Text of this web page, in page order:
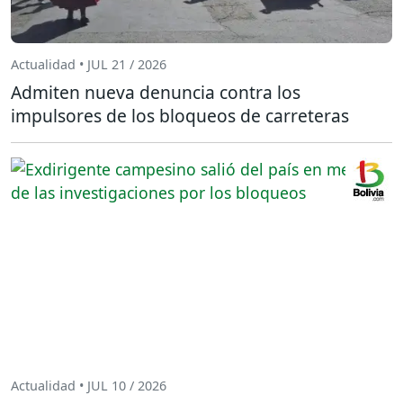
Actualidad • JUL 21 / 2026
Admiten nueva denuncia contra los
impulsores de los bloqueos de carreteras
Actualidad • JUL 10 / 2026